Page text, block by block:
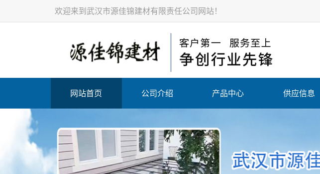
欢迎来到武汉市源佳锦建材有限责任公司网站！
网站首页 公司介绍 产品中心 供应信息